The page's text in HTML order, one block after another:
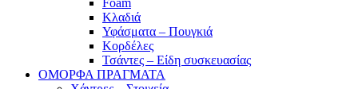
Κλαδιά
Υφάσματα – Πουγκιά
Κορδέλες
Τσάντες – Είδη συσκευασίας
ΟΜΟΡΦΑ ΠΡΑΓΜΑΤΑ